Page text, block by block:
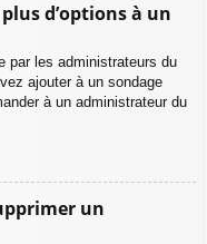
d’options à un
par les administrateurs du
ajouter à un sondage
à un administrateur du
un